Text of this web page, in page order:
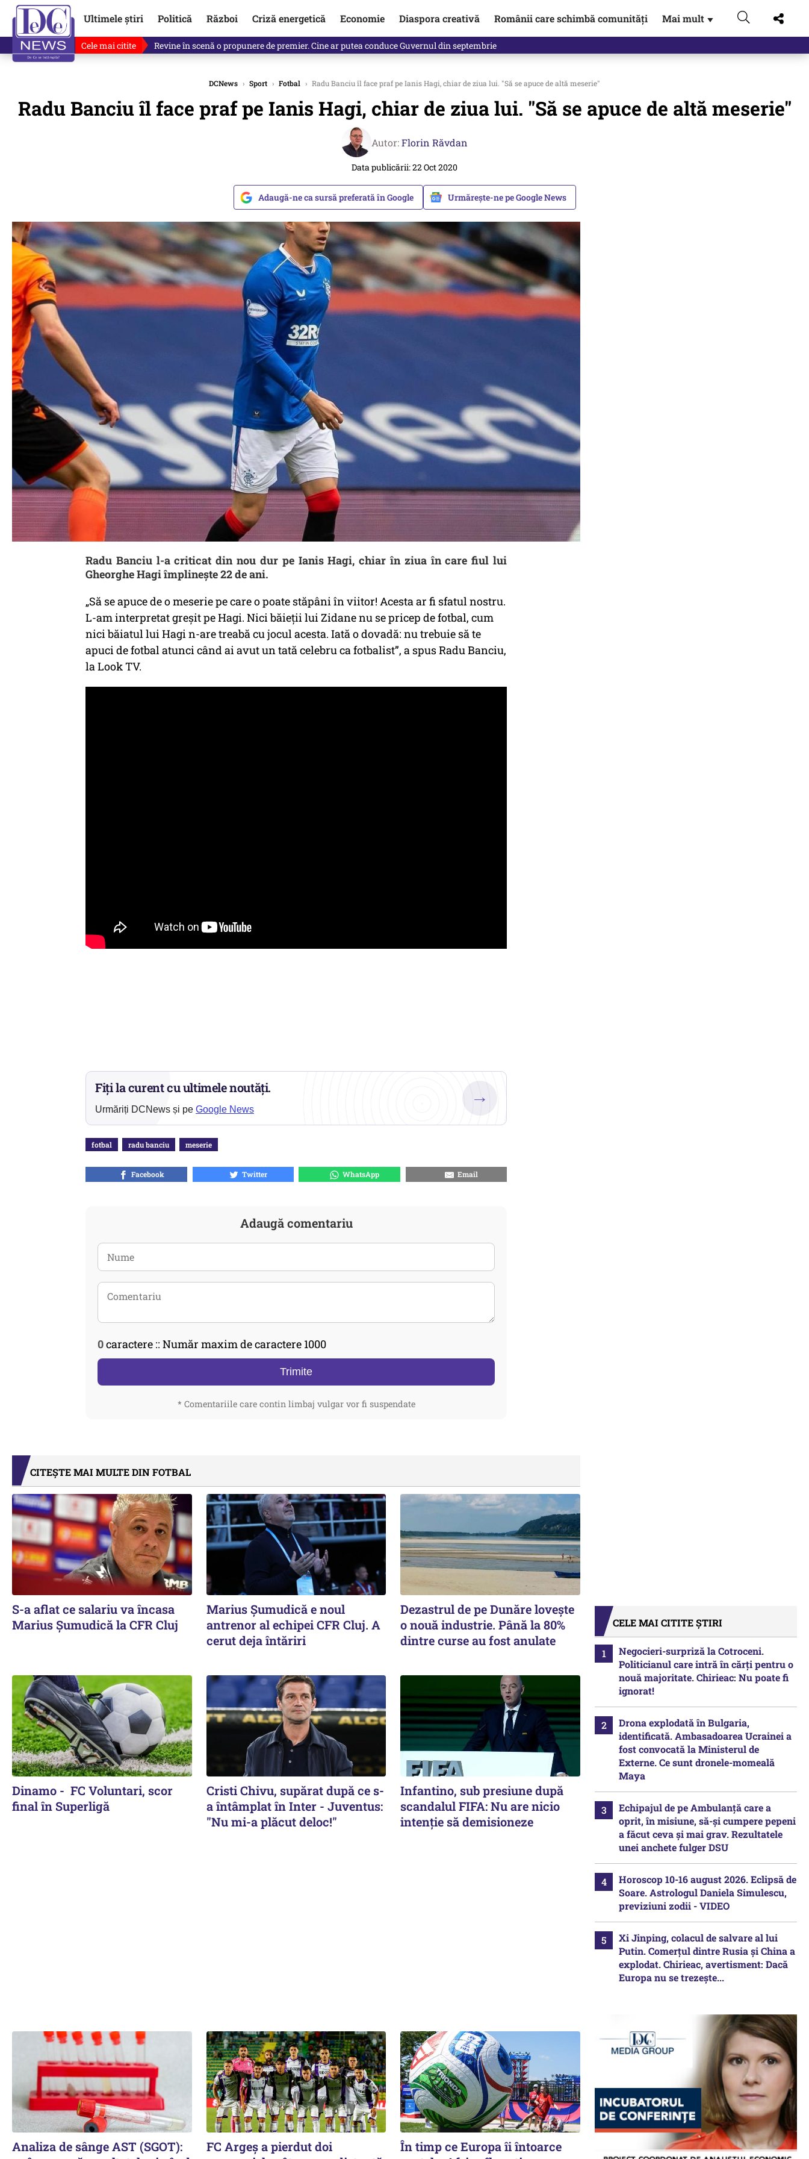
Ultimele știri Politică Război Criză energetică Economie Diaspora creativă Românii care schimbă comunități Mai mult ▼
Cele mai citite Drona explodată în Bulgaria, identificată. Ambasadoarea Ucrainei a fost convocată la Ministerul de Externe.…
DCNews › Sport › Fotbal › Radu Banciu îl face praf pe Ianis Hagi, chiar de ziua lui. "Să se apuce de altă meserie"
Radu Banciu îl face praf pe Ianis Hagi, chiar de ziua lui. "Să se apuce de altă meserie"
Autor:Florin Răvdan
Data publicării: 22 Oct 2020
Adaugă-ne ca sursă preferată în Google Urmărește-ne pe Google News
Radu Banciu l-a criticat din nou dur pe Ianis Hagi, chiar în ziua în care fiul lui
Gheorghe Hagi împlineşte 22 de ani.
„Să se apuce de o meserie pe care o poate stăpâni în viitor! Acesta ar fi sfatul nostru.
L-am interpretat greșit pe Hagi. Nici băieții lui Zidane nu se pricep de fotbal, cum
nici băiatul lui Hagi n-are treabă cu jocul acesta. Iată o dovadă: nu trebuie să te
apuci de fotbal atunci când ai avut un tată celebru ca fotbalist”, a spus Radu Banciu,
la Look TV.
Fiți la curent cu ultimele noutăți.
Urmăriți DCNews și pe Google News
→
fotbal radu banciu meserie
Facebook Twitter WhatsApp Email
Adaugă comentariu
0caractere :: Număr maxim de caractere 1000
Trimite
* Comentariile care contin limbaj vulgar vor fi suspendate
CITEȘTE MAI MULTE DIN FOTBAL
S-a aflat ce salariu va încasa
Marius Șumudică la CFR Cluj
Marius Șumudică e noul
antrenor al echipei CFR Cluj. A
cerut deja întăriri
Dezastrul de pe Dunăre lovește
o nouă industrie. Până la 80%
dintre curse au fost anulate
Dinamo - FC Voluntari, scor
final în Superligă
Cristi Chivu, supărat după ce s-
a întâmplat în Inter - Juventus:
"Nu mi-a plăcut deloc!"
Infantino, sub presiune după
scandalul FIFA: Nu are nicio
intenție să demisioneze
Analiza de sânge AST (SGOT):
FC Argeș a pierdut doi
În timp ce Europa îi întoarce
CELE MAI CITITE ȘTIRI
Negocieri-surpriză la Cotroceni.
Politicianul care intră în cărți pentru o
nouă majoritate. Chirieac: Nu poate fi
ignorat!
Drona explodată în Bulgaria,
identificată. Ambasadoarea Ucrainei a
fost convocată la Ministerul de
Externe. Ce sunt dronele-momeală
Maya
Echipajul de pe Ambulanță care a
oprit, în misiune, să-și cumpere pepeni
a făcut ceva și mai grav. Rezultatele
unei anchete fulger DSU
Horoscop 10-16 august 2026. Eclipsă de
Soare. Astrologul Daniela Simulescu,
previziuni zodii - VIDEO
Xi Jinping, colacul de salvare al lui
Putin. Comerțul dintre Rusia și China a
explodat. Chirieac, avertisment: Dacă
Europa nu se trezește...